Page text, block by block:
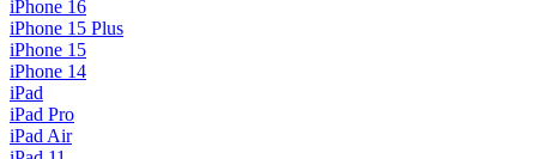
iPhone 16
iPhone 15 Plus
iPhone 15
iPhone 14
iPad
iPad Pro
iPad Air